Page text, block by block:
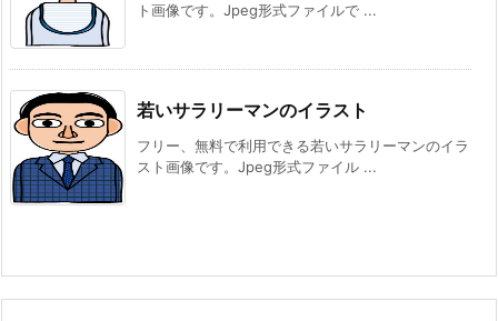
ト画像です。Jpeg形式ファイルで ...
若いサラリーマンのイラスト
フリー、無料で利用できる若いサラリーマンのイラ
スト画像です。Jpeg形式ファイル ...